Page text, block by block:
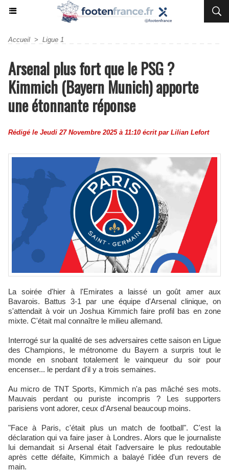
Accueil > Ligue 1
Arsenal plus fort que le PSG ?
Kimmich (Bayern Munich) apporte
une étonnante réponse
Rédigé le Jeudi 27 Novembre 2025 à 11:10 écrit par Lilian Lefort
La soirée d'hier à l'Emirates a laissé un goût amer aux
Bavarois. Battus 3-1 par une équipe d'Arsenal clinique, on
s'attendait à voir un Joshua Kimmich faire profil bas en zone
mixte. C'était mal connaître le milieu allemand.
Interrogé sur la qualité de ses adversaires cette saison en Ligue
des Champions, le métronome du Bayern a surpris tout le
monde en snobant totalement le vainqueur du soir pour
encenser... le perdant d'il y a trois semaines.
Au micro de TNT Sports, Kimmich n'a pas mâché ses mots.
Mauvais perdant ou puriste incompris ? Les supporters
parisiens vont adorer, ceux d'Arsenal beaucoup moins.
"Face à Paris, c'était plus un match de football". C'est la
déclaration qui va faire jaser à Londres. Alors que le journaliste
lui demandait si Arsenal était l'adversaire le plus redoutable
après cette défaite, Kimmich a balayé l'idée d'un revers de
main.